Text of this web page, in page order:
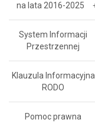
na lata 2016-2025
System Informacji
Przestrzennej
Klauzula Informacyjna
RODO
Pomoc prawna